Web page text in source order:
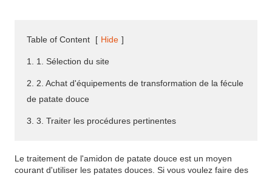
Table of Content [ Hide ]
1. 1. Sélection du site
2. 2. Achat d'équipements de transformation de la fécule
de patate douce
3. 3. Traiter les procédures pertinentes
Le traitement de l'amidon de patate douce est un moyen
courant d'utiliser les patates douces. Si vous voulez faire des